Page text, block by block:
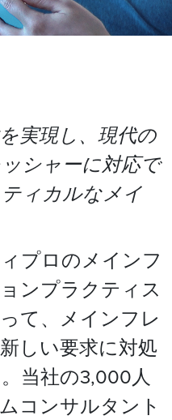
実現し、現代の
シャーに対応で
ィカルなメイ
プロのメインフ
ンプラクティス
て、メインフレ
しい要求に対処
当社の3,000人
コンサルタント